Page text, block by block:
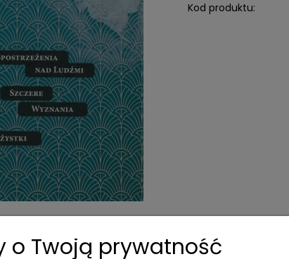
Kod produktu:
Produkty powiązane
o Twoją prywatność